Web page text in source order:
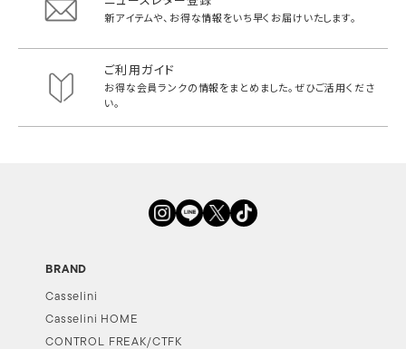
新アイテムや、お得な情報をいち早く お届けいたします。
ご利用ガイド
お得な会員ランクの情報をまとめました。ぜひご活用くださ
い。
BRAND
Casselini
Casselini HOME
CONTROL FREAK/CTFK